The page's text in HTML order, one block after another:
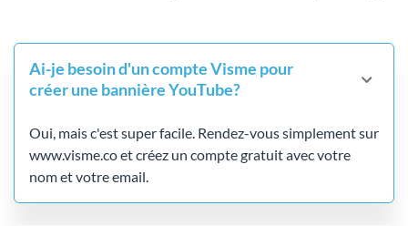
Ai-je besoin d'un compte Visme pour
créer une bannière YouTube?
Oui, mais c'est super facile. Rendez-vous simplement sur
www.visme.co et créez un compte gratuit avec votre
nom et votre email.